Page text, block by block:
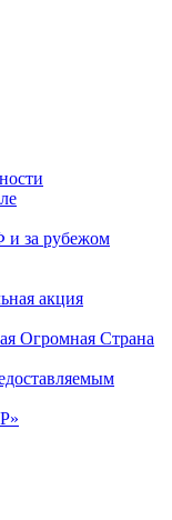
и за рубежом
акция
Огромная Страна